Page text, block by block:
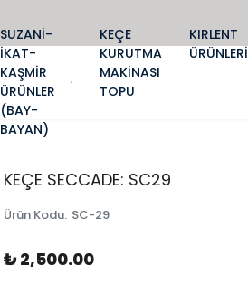
SUZANİ-
İKAT-
KAŞMİR
ÜRÜNLER
(BAY-
BAYAN)
KEÇE
KURUTMA
MAKİNASI
TOPU
KIRLENT
ÜRÜNLERİ
KEÇE SECCADE: SC29
Ürün Kodu: SC-29
₺ 2,500.00